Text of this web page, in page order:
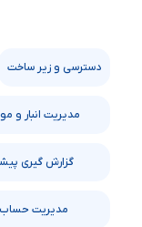
دسترسی و زیر ساخت
مدیریت انبار و
گزارش ‌گیری
مدیریت